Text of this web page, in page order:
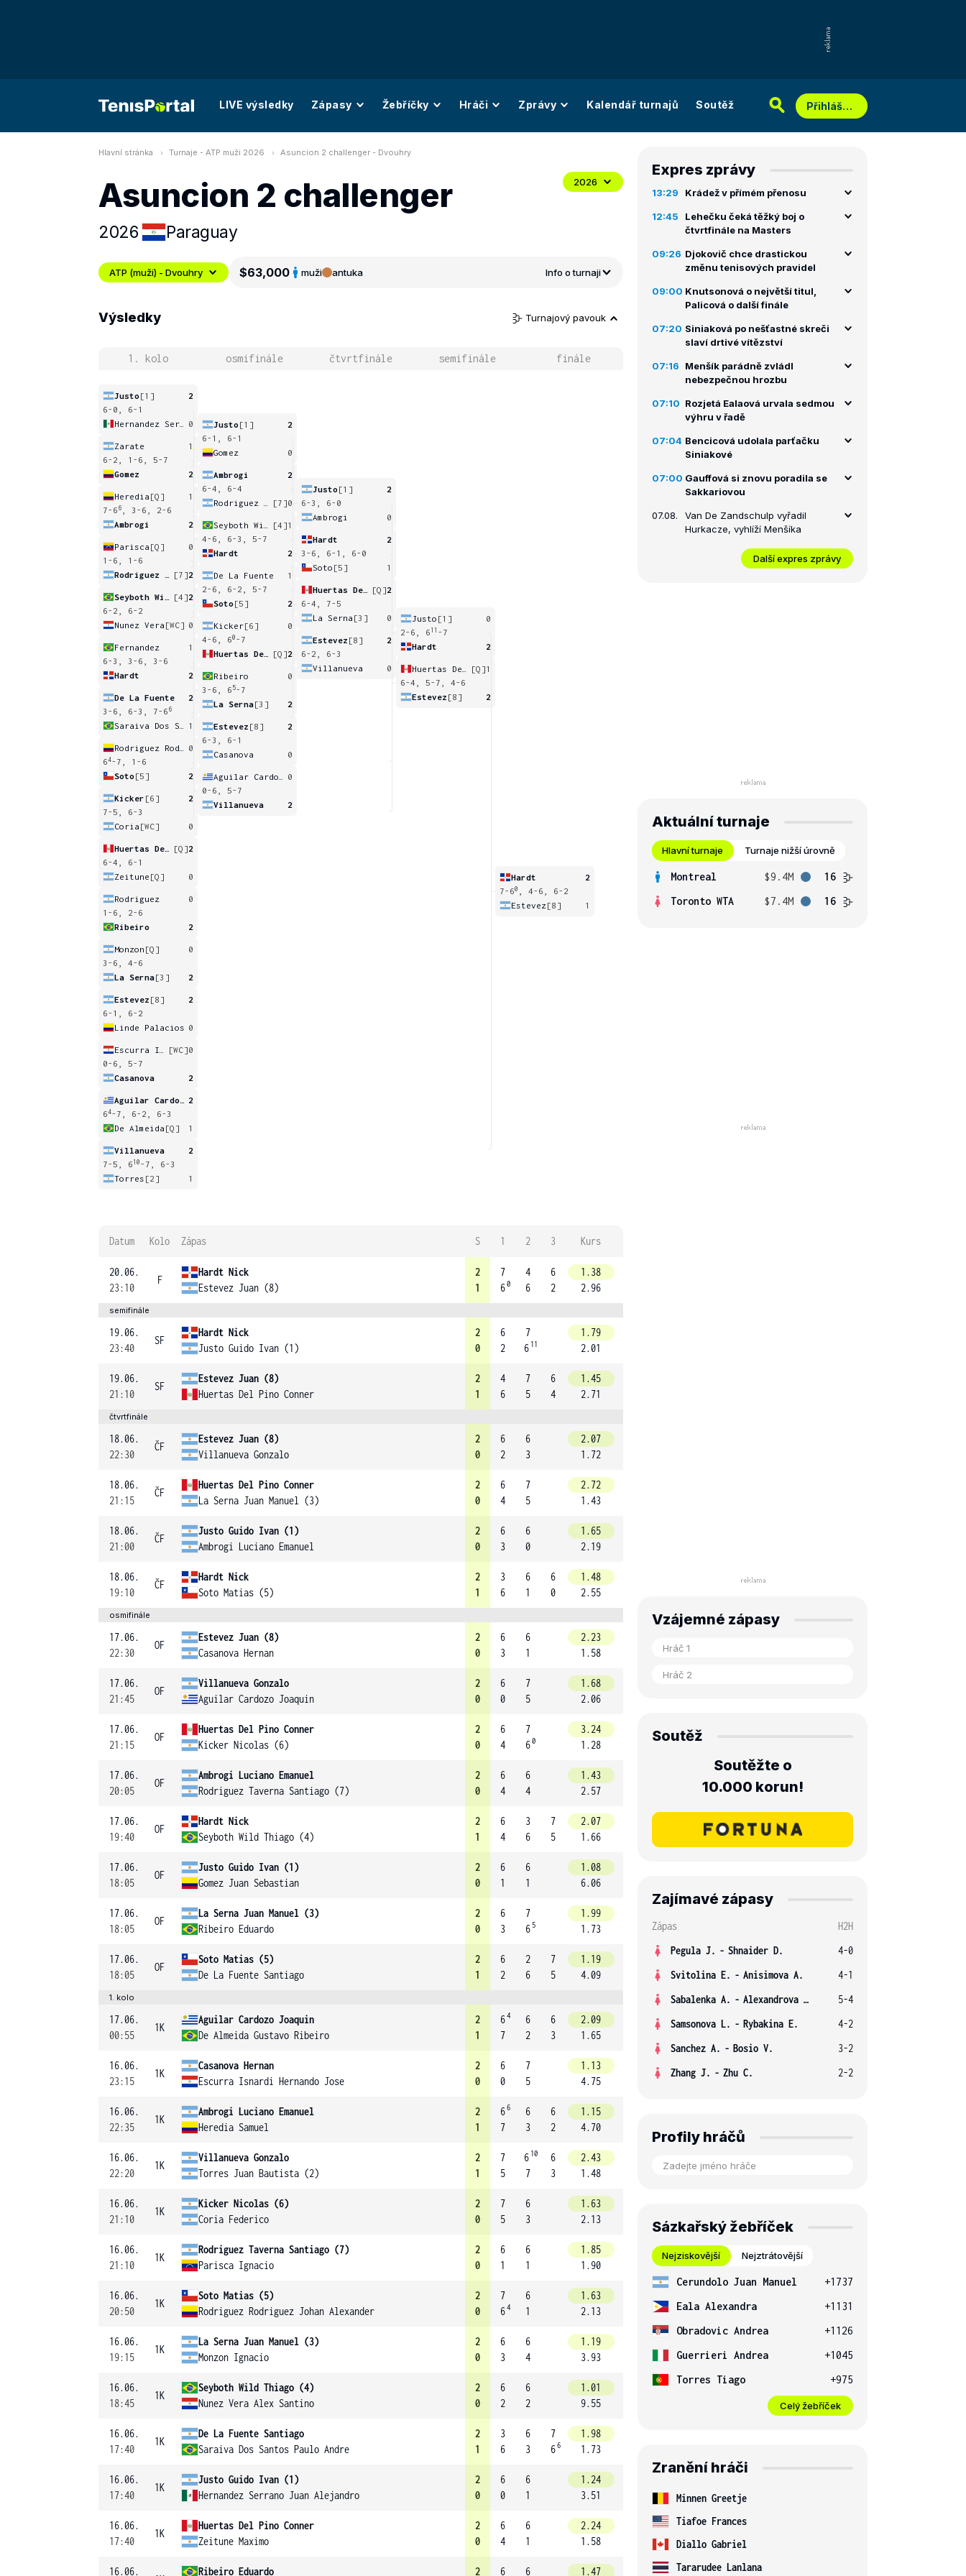
LIVE výsledky Zápasy Žebříčky Hráči Zprávy Kalendář turnajů Soutěž Přihlášení
Hlavní stránka Turnaje - ATP muži 2026 Asuncion 2 challenger - Dvouhry
Asuncion 2 challenger
2026 Paraguay
2026
ATP (muži) - Dvouhry $63,000 muži antuka Info o turnaji
Výsledky Turnajový pavouk
1. kolo osmifinále čtvrtfinále semifinále finále
Justo [1]
2
6-0, 6-1
0
Zarate
1
6-2, 1-6, 5-7
Gomez
2
Heredia [Q]
1
7-6 6
, 3-6, 2-6
Ambrogi
2
Parisca [Q]
0
1-6, 1-6
[7]2
[4]2
6-2, 6-2
Nunez Vera [WC] 0
Fernandez
1
6-3, 3-6, 3-6
Hardt
2
De La Fuente
2
3-6, 6-3, 7-6 6
1
0
64-7, 1-6
Soto [5] 2
Kicker [6]
2
7-5, 6-3
Coria [WC] 0
[Q]2
6-4, 6-1
Zeitune [Q] 0
Rodriguez
0
1-6, 2-6
Ribeiro
2
Monzon [Q]
0
3-6, 4-6
La Serna[3] 2
Estevez [8]
2
6-1, 6-2
Linde Palacios 0
[WC]0
0-6, 5-7
Casanova
2
2
64-7, 6-2, 6-3
De Almeida [Q] 1
Villanueva
2
7-5, 6 10 -7, 6-3
Torres [2] 1
Justo [1]
2
6-1, 6-1
Gomez
0
Ambrogi
2
6-4, 6-4
[7]0
[4]1
4-6, 6-3, 5-7
Hardt
2
De La Fuente
1
2-6, 6-2, 5-7
Soto [5] 2
Kicker[6]
0
4-6, 60 -7
[Q]2
Ribeiro
0
3-6, 6 5-7
La Serna[3] 2
Estevez [8]
2
6-3, 6-1
Casanova
0
0
0-6, 5-7
Villanueva
2
Justo [1]
2
6-3, 6-0
Ambrogi
0
Hardt
2
3-6, 6-1, 6-0
Soto [5] 1
[Q]2
6-4, 7-5
La Serna [3] 0
Estevez [8]
2
6-2, 6-3
Villanueva
0
Justo [1]
0
2-6, 6 11 -7
Hardt
2
[Q]1
6-4, 5-7, 4-6
Estevez [8] 2
Hardt
2
7-60
, 4-6, 6-2
Estevez [8] 1
Datum Kolo Zápas S 1 2 3 Kurs
20.06.
23:10
F
Hardt Nick
Estevez Juan (8)
2
1
7
60
4
6
6
2
1.38
2.96
semifinále
19.06.
23:40
SF
Hardt Nick
Justo Guido Ivan (1)
2
0
6
2
7
6 11
1.79
2.01
19.06.
21:10
SF
Estevez Juan (8)
Huertas Del Pino Conner
2
1
4
6
7
5
6
4
1.45
2.71
čtvrtfinále
18.06.
22:30
ČF
Estevez Juan (8)
Villanueva Gonzalo
2
0
6
2
6
3
2.07
1.72
18.06.
21:15
ČF
Huertas Del Pino Conner
La Serna Juan Manuel (3)
2
0
6
4
7
5
2.72
1.43
18.06.
21:00
ČF
Justo Guido Ivan (1)
Ambrogi Luciano Emanuel
2
0
6
3
6
0
1.65
2.19
18.06.
19:10
ČF
Hardt Nick
Soto Matias (5)
2
1
3
6
6
1
6
0
1.48
2.55
osmifinále
17.06.
22:30
OF
Estevez Juan (8)
Casanova Hernan
2
0
6
3
6
1
2.23
1.58
17.06.
21:45
OF
Villanueva Gonzalo
Aguilar Cardozo Joaquin
2
0
6
0
7
5
1.68
2.06
17.06.
21:15
OF
Huertas Del Pino Conner
Kicker Nicolas (6)
2
0
6
4
7
60
3.24
1.28
17.06.
20:05
OF
Ambrogi Luciano Emanuel
Rodriguez Taverna Santiago (7)
2
0
6
4
6
4
1.43
2.57
17.06.
19:40
OF
Hardt Nick
Seyboth Wild Thiago (4)
2
1
6
4
3
6
7
5
2.07
1.66
17.06.
18:05
OF
Justo Guido Ivan (1)
Gomez Juan Sebastian
2
0
6
1
6
1
1.08
6.06
17.06.
18:05
OF
La Serna Juan Manuel (3)
Ribeiro Eduardo
2
0
6
3
7
6 5
1.99
1.73
17.06.
18:05
OF
Soto Matias (5)
De La Fuente Santiago
2
1
6
2
2
6
7
5
1.19
4.09
1. kolo
17.06.
00:55
1K
Aguilar Cardozo Joaquin
De Almeida Gustavo Ribeiro
2
1
64
7
6
2
6
3
2.09
1.65
16.06.
23:15
1K
Casanova Hernan
Escurra Isnardi Hernando Jose
2
0
6
0
7
5
1.13
4.75
16.06.
22:35
1K
Ambrogi Luciano Emanuel
Heredia Samuel
2
1
66
7
6
3
6
2
1.15
4.70
16.06.
22:20
1K
Villanueva Gonzalo
Torres Juan Bautista (2)
2
1
7
5
6 10
7
6
3
2.43
1.48
16.06.
21:10
1K
Kicker Nicolas (6)
Coria Federico
2
0
7
5
6
3
1.63
2.13
16.06.
21:10
1K
Rodriguez Taverna Santiago (7)
Parisca Ignacio
2
0
6
1
6
1
1.85
1.90
16.06.
20:50
1K
Soto Matias (5)
Rodriguez Rodriguez Johan Alexander
2
0
7
64
6
1
1.63
2.13
16.06.
19:15
1K
La Serna Juan Manuel (3)
Monzon Ignacio
2
0
6
3
6
4
1.19
3.93
16.06.
18:45
1K
Seyboth Wild Thiago (4)
Nunez Vera Alex Santino
2
0
6
2
6
2
1.01
9.55
16.06.
17:40
1K
De La Fuente Santiago
Saraiva Dos Santos Paulo Andre
2
1
3
6
6
3
7
66
1.98
1.73
16.06.
17:40
1K
Justo Guido Ivan (1)
Hernandez Serrano Juan Alejandro
2
0
6
0
6
1
1.24
3.51
16.06.
17:40
1K
Huertas Del Pino Conner
Zeitune Maximo
2
0
6
4
6
1
2.24
1.58
16.06. Ribeiro Eduardo 2 6 6 1.47
Expres zprávy
13:29 Krádež v přímém přenosu
12:45
Lehečku čeká těžký boj o
čtvrtfinále na Masters
09:26 Djokovič chce drastickou
změnu tenisových pravidel
09:00 Knutsonová o největší titul,
Palicová o další finále
07:20 Siniaková po nešťastné skreči
slaví drtivé vítězství
07:16
Menšík parádně zvládl
nebezpečnou hrozbu
07:10 Rozjetá Ealaová urvala sedmou
výhru v řadě
07:04 Bencicová udolala parťačku
Siniakové
07:00 Gauffová si znovu poradila se
Sakkariovou
07.08.
Van De Zandschulp vyřadil
Hurkacze, vyhlíží Menšíka
Další expres zprávy
Aktuální turnaje
Hlavní turnaje Turnaje nižší úrovně
Montreal $9.4M
16
Toronto WTA
$7.4M 16
Vzájemné zápasy
Soutěž
Soutěžte o
10.000 korun!
Zajímavé zápasy
Zápas
H2H
Pegula J. - Shnaider D.
4-0
Svitolina E. - Anisimova A.
4-1
Sabalenka A. - Alexandrova E.
5-4
Samsonova L. - Rybakina E.
4-2
Sanchez A. - Bosio V.
3-2
Zhang J. - Zhu C. 2-2
Profily hráčů
Sázkařský žebříček
Nejziskovější Nejztrátovější
Cerundolo Juan Manuel
+1737
Eala Alexandra
+1131
Obradovic Andrea
+1126
Guerrieri Andrea
+1045
Torres Tiago
+975
Celý žebříček
Zranění hráči
Minnen Greetje
Tiafoe Frances
Diallo Gabriel
Tararudee Lanlana